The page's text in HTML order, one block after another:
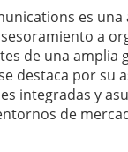
es
a
de una amplia
destaca por su
integradas y
de